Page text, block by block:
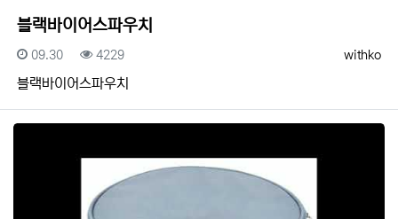
블랙바이어스파우치
등록자
withko
등록일
09.30 조회
4229
블랙바이어스파우치